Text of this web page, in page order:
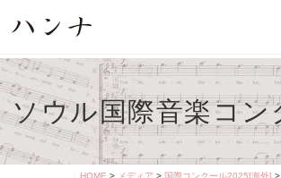
ソウル国際音楽コン
HOME > メディア > 国際コンクール2025[海外]